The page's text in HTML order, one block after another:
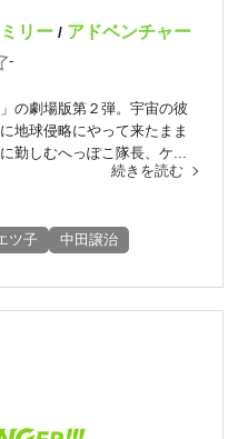
リー/ アドベンチャー
-
の劇場版第２弾。宇宙の彼
地球侵略にやって来たまま
勤しむへっぽこ隊長、ケ...
続きを読む
ツ子 中田譲治